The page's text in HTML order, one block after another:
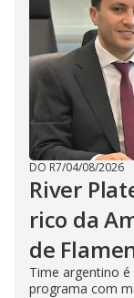
DO R7/04/08/2026
River
rico da
de
Time argentino
programa com